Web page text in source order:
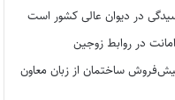
در دیوان عالی کشور است
در روابط زوجین
ساختمان از زبان معاون